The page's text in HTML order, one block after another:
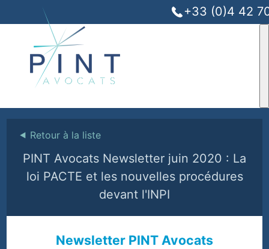
+33 (0)4 42
⯇ Retour à la liste
PINT Avocats Newsletter juin 2020 : La
loi PACTE et les nouvelles procédures
devant l'INPI
Newsletter PINT Avocats